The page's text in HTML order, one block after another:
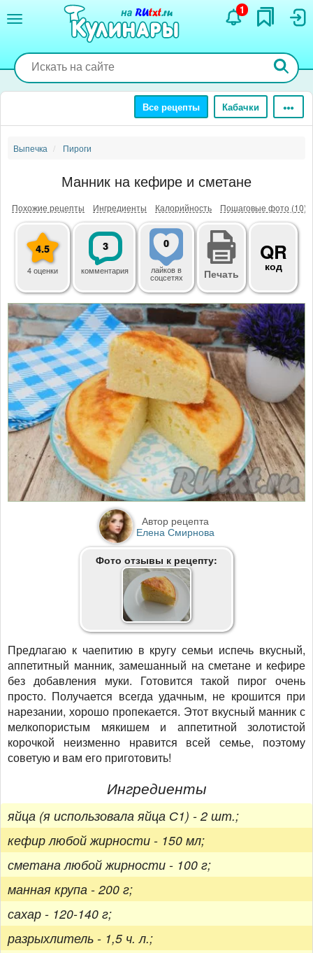
содержанию
1
Все рецепты Кабачки
Выпечка Пироги
Манник на кефире и сметане
Похожие рецепты Ингредиенты Калорийность Пошаговые фото (10)
4.5
4 оценки
3
комментария
0
лайковв
соцсетях Печать
QR
код
Автор рецепта
Елена Смирнова
Фото отзывы к рецепту:
Предлагаю к чаепитию в кругу семьи испечь вкусный,
аппетитный манник, замешанный на сметане и кефире
без добавления муки. Готовится такой пирог очень
просто. Получается всегда удачным, не крошится при
нарезании, хорошо пропекается. Этот вкусный манник с
мелкопористым мякишем и аппетитной золотистой
корочкой неизменно нравится всей семье, поэтому
советую и вам его приготовить!
Ингредиенты
яйца (я использовала яйца С1) - 2 шт.;
кефир любой жирности - 150 мл;
сметана любой жирности - 100 г;
манная крупа - 200 г;
сахар - 120-140 г;
разрыхлитель - 1,5 ч. л.;